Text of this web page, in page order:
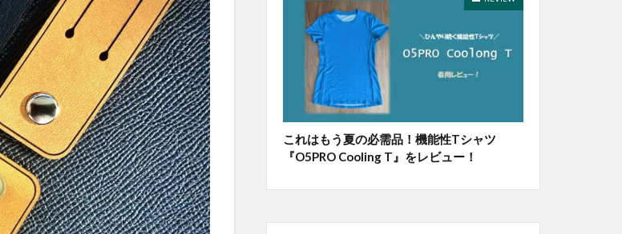
これはもう夏の必需品！機能性Tシャツ
『O5PRO Cooling T』をレビュー！